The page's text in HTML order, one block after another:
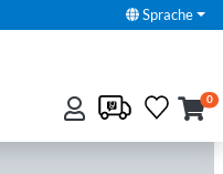
Sprache
0